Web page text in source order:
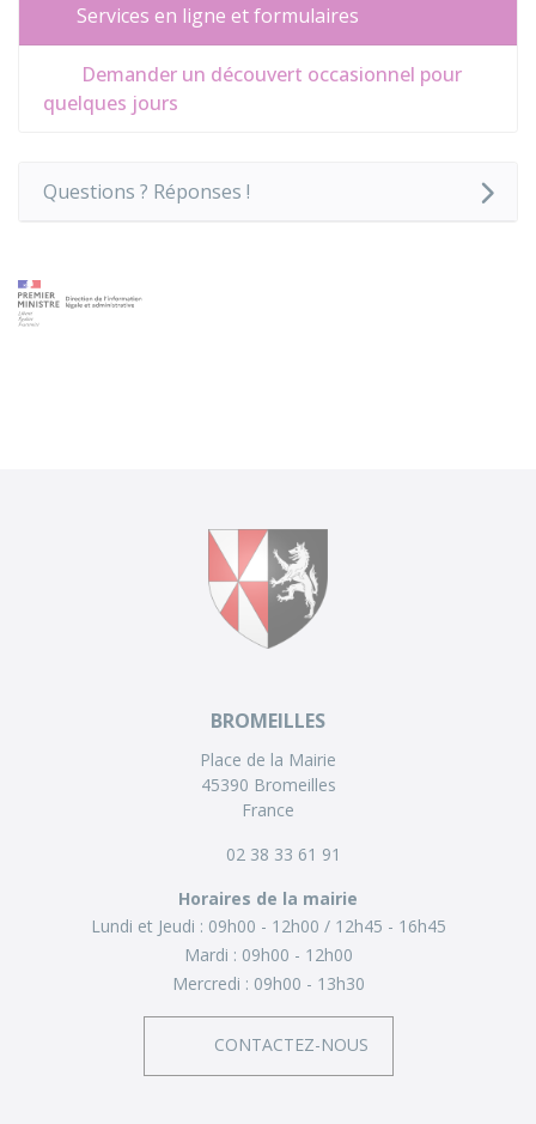
Services en ligne et formulaires
Demander un découvert occasionnel pour
quelques jours
Questions ? Réponses !
BROMEILLES
Place de la Mairie
45390 Bromeilles
France
02 38 33 61 91
Horaires de la mairie
Lundi et Jeudi : 09h00 - 12h00
12h45 - 16h45
Mardi : 09h00 - 12h00
Mercredi : 09h00 - 13h30
CONTACTEZ-NOUS